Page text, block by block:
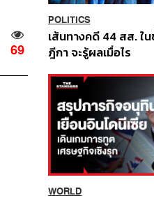
69
POLITICS
เส้นทางคดี 44 สส. ใ
ฎีกา จะรู้ผลเมื่อไร
WORLD